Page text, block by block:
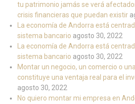
tu patrimonio jamás se verá
crisis financieras que puedan existir
La economía de Andorra está
sistema bancario agosto 30, 2022
La economía de Andorra está
sistema bancario agosto 30, 2022
Montar un negocio, un comercio o
constituye una ventaja real para el
agosto 30, 2022
No quiero montar mi empresa en